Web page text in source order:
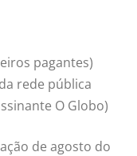
pagantes)
rede pública
O Globo)
de agosto do